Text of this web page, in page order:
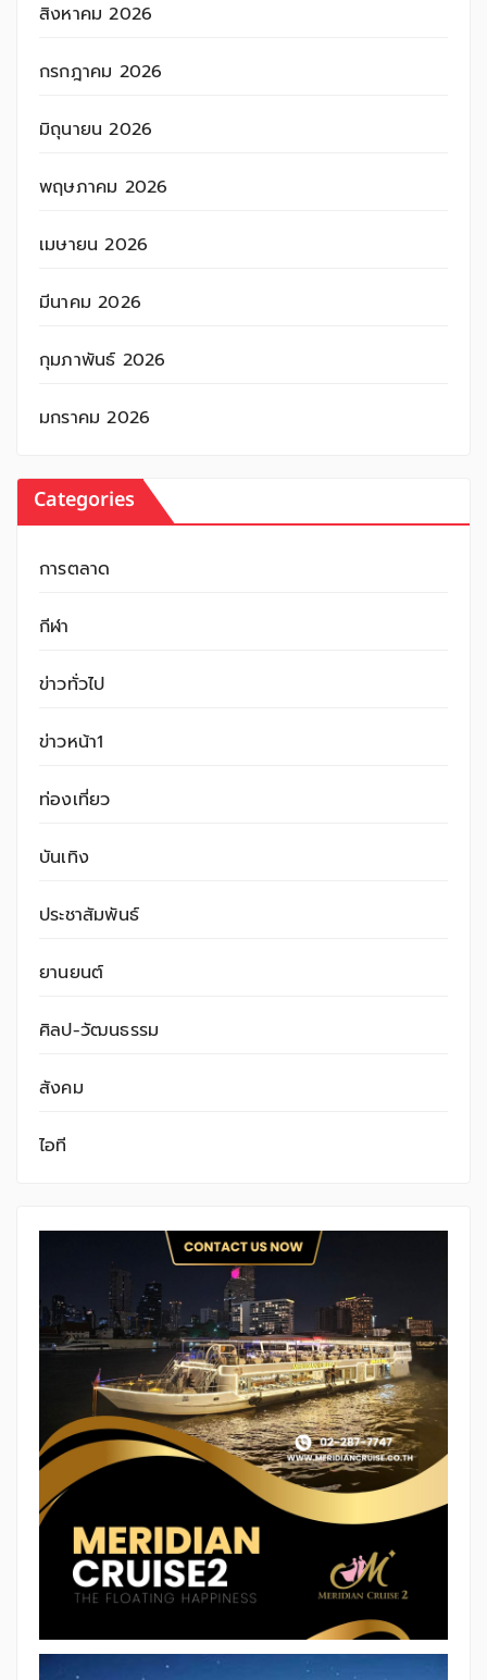
สิงหาคม 2026
กรกฎาคม 2026
มิถุนายน 2026
พฤษภาคม 2026
เมษายน 2026
มีนาคม 2026
กุมภาพันธ์ 2026
มกราคม 2026
Categories
การตลาด
กีฬา
ข่าวทั่วไป
ข่าวหน้า1
ท่องเที่ยว
บันเทิง
ประชาสัมพันธ์
ยานยนต์
ศิลป-วัฒนธรรม
สังคม
ไอที